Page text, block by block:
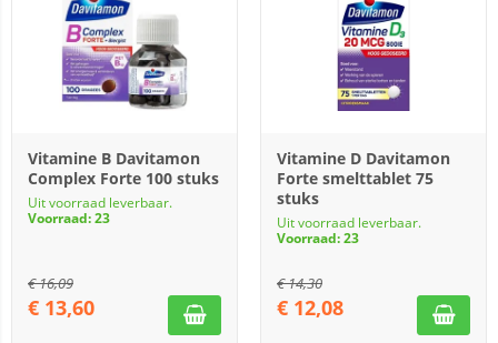
Vitamine B Davitamon
Complex Forte 100 stuks
Uit voorraad leverbaar.
Voorraad: 23
€16,09
€ 13,60
Vitamine D Davitamon
Forte smelttablet 75
stuks
Uit voorraad leverbaar.
Voorraad: 23
€14,30
€ 12,08